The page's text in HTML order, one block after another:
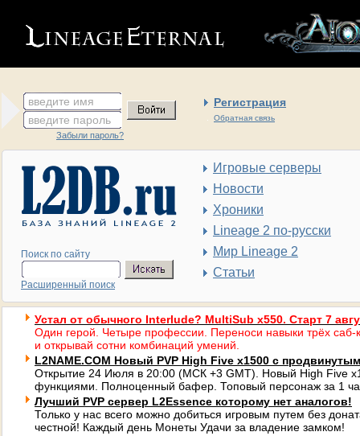
введите имя Регистрация
Обратная связь
введите пароль
Забыли пароль?
Поиск по сайту
Расширенный поиск
Игровые серверы
Новости
Хроники
Lineage 2 по-русски
Мир Lineage 2
Статьи
Устал от обычного Interlude? MultiSub x550. Старт 7
Один герой. Четыре профессии. Переноси навыки трёх саб-
и открывай сотни комбинаций умений.
L2NAME.COM Новый PVP High Five x1500 с
Открытие 24 Июля в 20:00 (МСК +3 GMT). Новый High Five
функциями. Полноценный бафер. Топовый персонаж за 1
Лучший PVP сервер L2Essence которому нет аналогов!
Только у нас всего можно добиться игровым путем без
честной! Каждый день Монеты Удачи за владение замком!